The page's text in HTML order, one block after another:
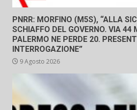
PNRR: MORFINO (M5S), “ALLA
SCHIAFFO DEL GOVERNO. VIA 44
PALERMO NE PERDE 20.
INTERROGAZIONE”
9 Agosto 2026